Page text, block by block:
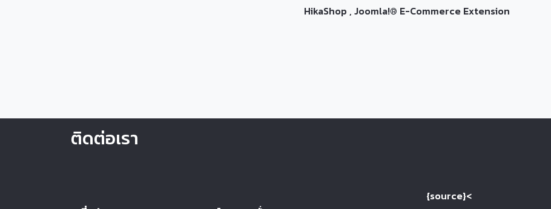
HikaShop , Joomla!® E-Commerce Extension
ติดต่อเรา
{source}<